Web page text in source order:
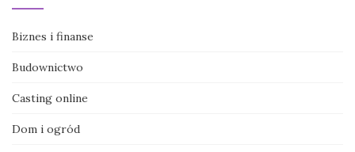
Biznes i finanse
Budownictwo
Casting online
Dom i ogród